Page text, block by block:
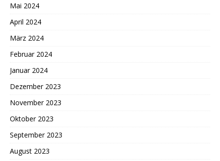
Mai 2024
April 2024
März 2024
Februar 2024
Januar 2024
Dezember 2023
November 2023
Oktober 2023
September 2023
August 2023